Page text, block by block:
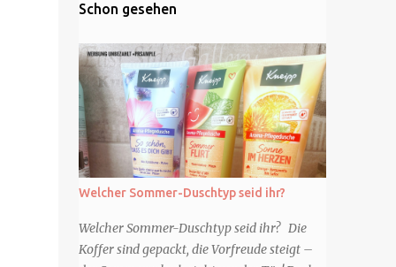
Schon gesehen
Welcher Sommer-Duschtyp seid ihr?
Welcher Sommer-Duschtyp seid ihr? Die
Koffer sind gepackt, die Vorfreude steigt –